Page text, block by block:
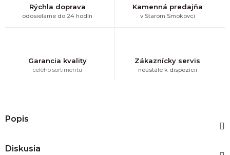
Rýchla doprava
odosielame do 24 hodín
Kamenná predajňa
v Starom Smokovci
Garancia kvality
celého sortimentu
Zákaznícky servis
neustále k dispozícii
Popis
Diskusia